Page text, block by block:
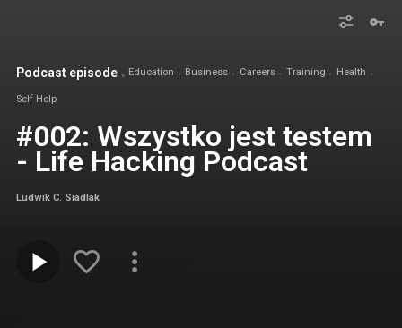
Podcast episode Education Business Careers Training Health
Self-Help
#002: Wszystko jest testem
- Life Hacking Podcast
Ludwik C. Siadlak